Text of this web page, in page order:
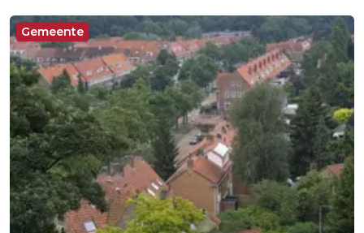
Gemeente